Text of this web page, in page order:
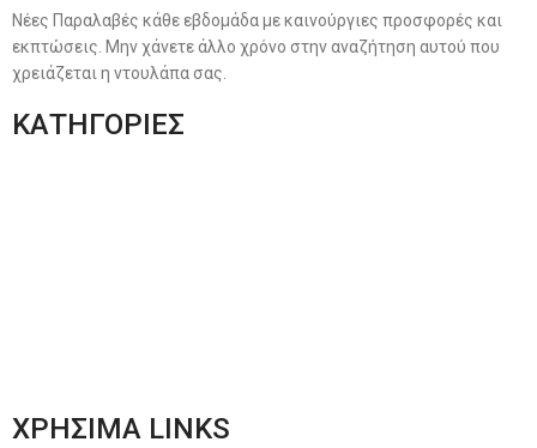
Νέες Παραλαβές κάθε εβδομάδα με καινούργιες προσφορές και
εκπτώσεις. Μην χάνετε άλλο χρόνο στην αναζήτηση αυτού που
χρειάζεται η ντουλάπα σας.
ΚΑΤΗΓΟΡΙΕΣ
ΧΡΗΣΙΜΑ LINKS